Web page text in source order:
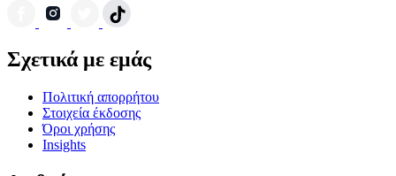
Σχετικά με εμάς
Πολιτική απορρήτου
Στοιχεία έκδοσης
Όροι χρήσης
Insights